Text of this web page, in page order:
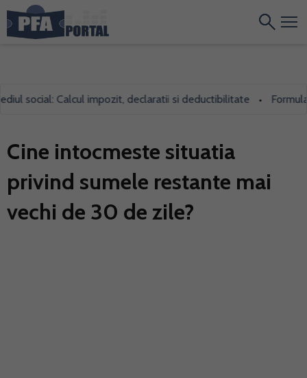
social: Calcul impozit, declaratii si deductibilitate •
Cine intocmeste situatia
privind sumele restante mai
vechi de 30 de zile?